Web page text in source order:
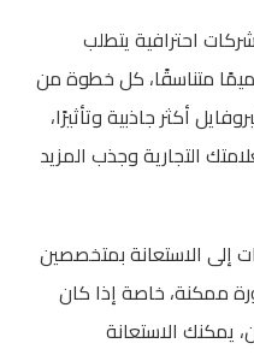
احترافية يتطلب
متناسقًا، كل خطوة من
أكثر جاذبية وتأثيرًا،
التجارية وجذب المزيد
إلى الاستعانة بمتخصصين
ممكنة، خاصة إذا كان
يمكنك الاستعانة